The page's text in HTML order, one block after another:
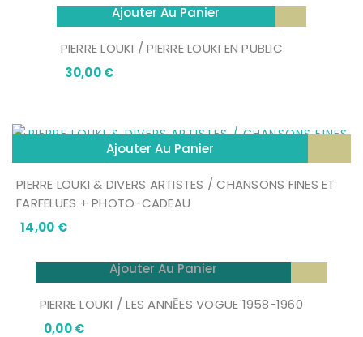
Ajouter Au Panier
PIERRE LOUKI / PIERRE LOUKI EN PUBLIC
30,00 €Prix
Ajouter Au Panier
PIERRE LOUKI & DIVERS ARTISTES / CHANSONS FINES ET
FARFELUES + PHOTO-CADEAU
14,00 €Prix
Ajouter Au Panier
PIERRE LOUKI / LES ANNĒES VOGUE 1958-1960
0,00 €Prix